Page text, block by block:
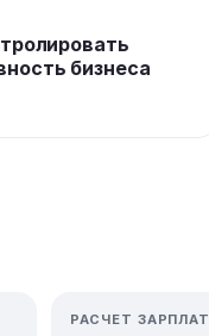
бизнеса
РАСЧЕТ ЗАРПЛАТ